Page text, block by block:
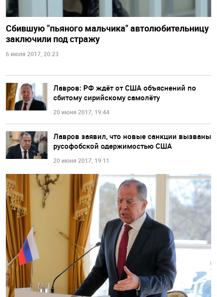
Сбившую "пьяного мальчика" автолюбительницу
заключили под стражу
6 июля 2017, 20:23
Лавров: РФ ждёт от США объяснений по
сбитому сирийскому самолёту
20 июня 2017, 19:44
Лавров заявил, что новые санкции вызваны
русофобской одержимостью США
20 июня 2017, 19:11